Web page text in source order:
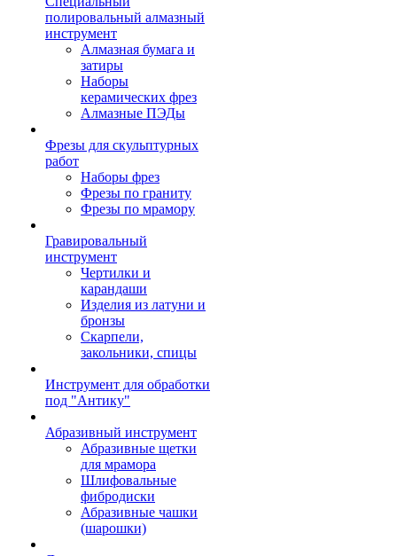
полировальный алмазный
инструмент
Алмазная бумага и
затиры
Наборы
керамических фрез
Алмазные ПЭДы
Фрезы для скульптурных
работ
Наборы фрез
Фрезы по граниту
Фрезы по мрамору
Гравировальный
инструмент
Чертилки и
карандаши
Изделия из латуни и
бронзы
Скарпели,
закольники, спицы
Инструмент для обработки
под "Антику"
Абразивный инструмент
Абразивные щетки
для мрамора
Шлифовальные
фибродиски
Абразивные чашки
(шарошки)